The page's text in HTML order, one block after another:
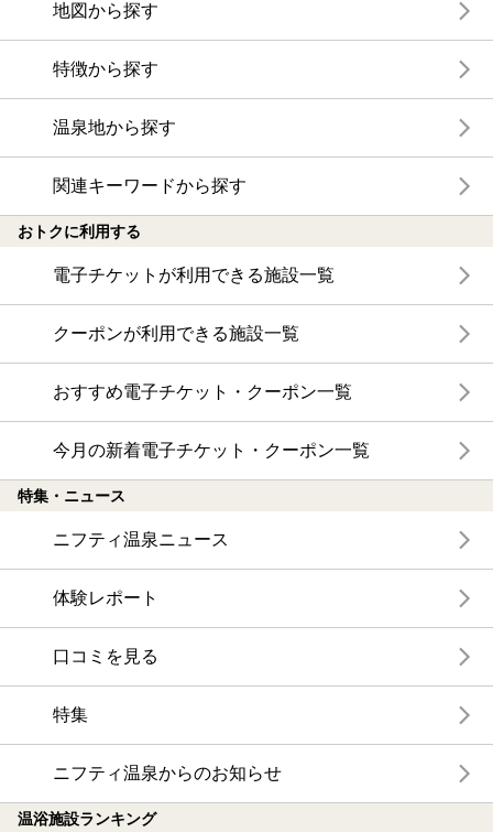
地図から探す
特徴から探す
温泉地から探す
関連キーワードから探す
おトクに利用する
電子チケットが利用できる施設一覧
クーポンが利用できる施設一覧
おすすめ電子チケット・クーポン一覧
今月の新着電子チケット・クーポン一覧
特集・ニュース
ニフティ温泉ニュース
体験レポート
口コミを見る
特集
ニフティ温泉からのお知らせ
温浴施設ランキング